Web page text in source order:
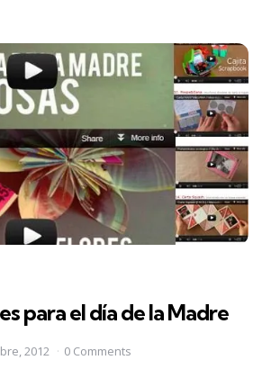
para el día de la Madre
2012 0 Comments